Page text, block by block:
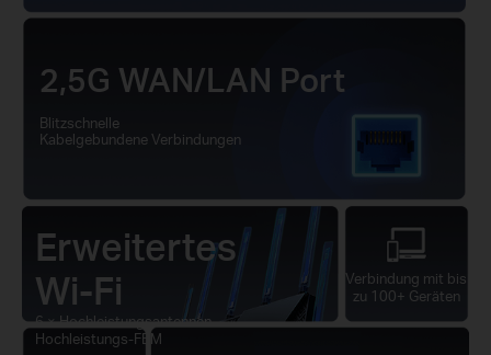
Erweitertes
Wi-Fi
6 × Hochleistungsantennen
Hochleistungs-FEM
2,5G WAN/LAN Port
Blitzschnelle
Kabelgebundene Verbindungen
Verbindung mit bis
zu 100+ Geräten